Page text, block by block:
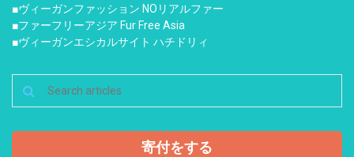
■ヴィーガンファッション NOリアルファー
■ファーフリーアジア Fur Free Asia
■ヴィーガンエシカルサイト ハチドリィ
寄付をする